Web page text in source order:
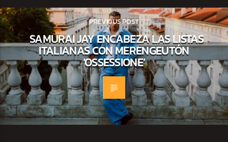
PREVIOUS POST
SAMURAI JAY ENCABEZA LAS LISTAS
ITALIANAS CON MERENGEUTÓN
‘OSSESSIONE’